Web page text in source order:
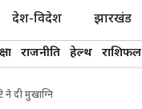
देश-विदेश झारखंड
राजनीति हेल्थ राशिफल
दी मुखाग्नि